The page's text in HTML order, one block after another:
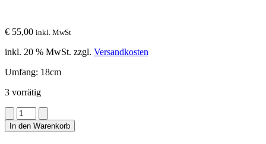
€ 55,00 inkl. MwSt
inkl. 20 % MwSt. zzgl. Versandkosten
Umfang: 18cm
3 vorrätig
Edelsteinarmband
Menge
In den Warenkorb